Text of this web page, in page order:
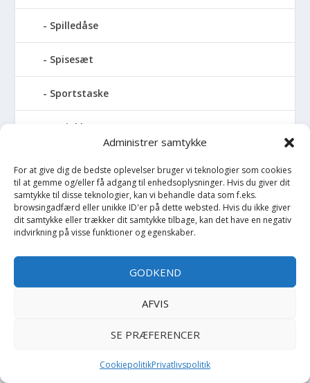
Administrer samtykke
For at give dig de bedste oplevelser bruger vi teknologier som cookies
til at gemme og/eller få adgang til enhedsoplysninger. Hvis du giver dit
samtykke til disse teknologier, kan vi behandle data som f.eks.
browsingadfærd eller unikke ID'er på dette websted. Hvis du ikke giver
dit samtykke eller trækker dit samtykke tilbage, kan det have en negativ
indvirkning på visse funktioner og egenskaber.
GODKEND
AFVIS
SE PRÆFERENCER
CookiepolitikPrivatlivspolitik
Spilledåse
Spisesæt
Sportstaske
Sprinkler
Stofble
Stofbog
Strømpebukser